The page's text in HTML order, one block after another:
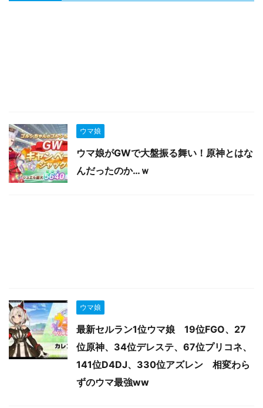
ウマ娘
ウマ娘がGWで大盤振る舞い！原神とはな
んだったのか…ｗ
ウマ娘
最新セルラン1位ウマ娘 19位FGO、27
位原神、34位デレステ、67位プリコネ、
141位D4DJ、330位アズレン 相変わら
ずのウマ最強ww